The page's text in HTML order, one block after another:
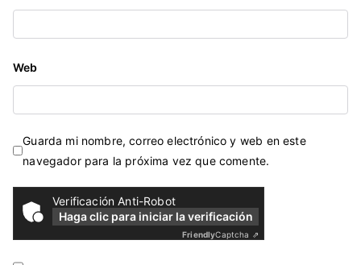
Web
Guarda mi nombre, correo electrónico y web en este
navegador para la próxima vez que comente.
Verificación Anti-Robot
Haga clic para iniciar la verificación
FriendlyCaptcha ⇗